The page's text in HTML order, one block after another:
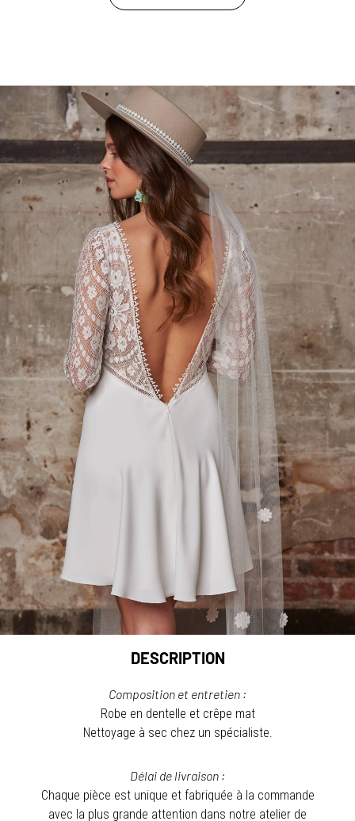
DESCRIPTION
Composition et entretien :
Robe en dentelle et crêpe mat
Nettoyage à sec chez un spécialiste.
Délai de livraison :
Chaque pièce est unique et fabriquée à la commande
avec la plus grande attention dans notre atelier de